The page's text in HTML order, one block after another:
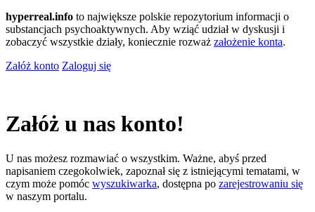
hyperreal.info to największe polskie repozytorium informacji o
substancjach psychoaktywnych. Aby wziąć udział w dyskusji i
zobaczyć wszystkie działy, koniecznie rozważ założenie konta.
Załóż konto Zaloguj się
Załóż u nas konto!
U nas możesz rozmawiać o wszystkim. Ważne, abyś przed
napisaniem czegokolwiek, zapoznał się z istniejącymi tematami, w
czym może pomóc wyszukiwarka, dostępna po zarejestrowaniu się
w naszym portalu.